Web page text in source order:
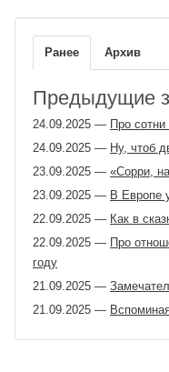
Ранее Архив
Предыдущие
24.09.2025 — Про
24.09.2025 — Ну, чтоб
23.09.2025 — «Сорри,
23.09.2025 — В Европе
22.09.2025 — Как в
22.09.2025 — Про
году
21.09.2025 —
21.09.2025 —